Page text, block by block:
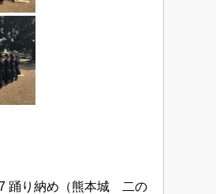
踊り納め（熊本城 二の